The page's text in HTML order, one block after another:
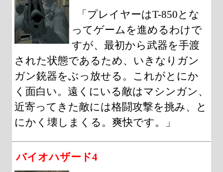
「プレイヤーはT-850とな
ってゲームを進めるわけで
すが、最初から武器を手渡
された状態であるため、いきなりガン
ガン銃器をぶっ放せる。これがとにか
く面白い。遠くにいる敵はマシンガン、
近寄ってきた敵には格闘攻撃を挑み、と
にかく壊しまくる。爽快です。」
バイオハザード4